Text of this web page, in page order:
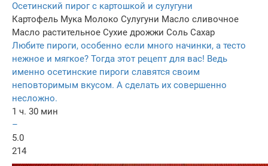
Осетинский пирог с картошкой и сулугуни
Картофель Мука Молоко Сулугуни Масло сливочное
Масло растительное Сухие дрожжи Соль Сахар
Любите пироги, особенно если много начинки, а тесто
нежное и мягкое? Тогда этот рецепт для вас! Ведь
именно осетинские пироги славятся своим
неповторимым вкусом. А сделать их совершенно
несложно.
1 ч. 30 мин
–
5.0
214